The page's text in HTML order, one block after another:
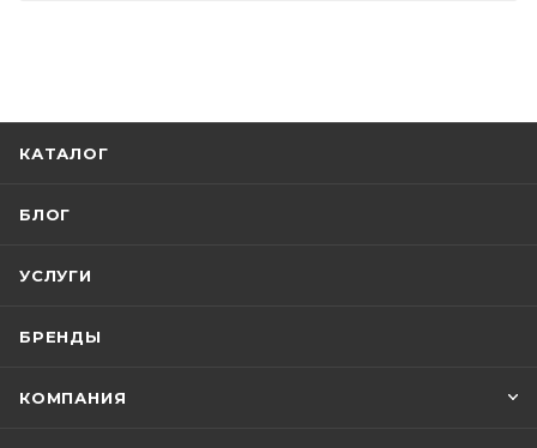
КАТАЛОГ
БЛОГ
УСЛУГИ
БРЕНДЫ
КОМПАНИЯ